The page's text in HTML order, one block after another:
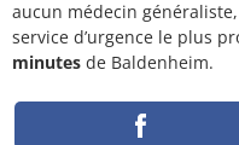
aucun médecin
service d’urgence le plus
minutes de Baldenheim.